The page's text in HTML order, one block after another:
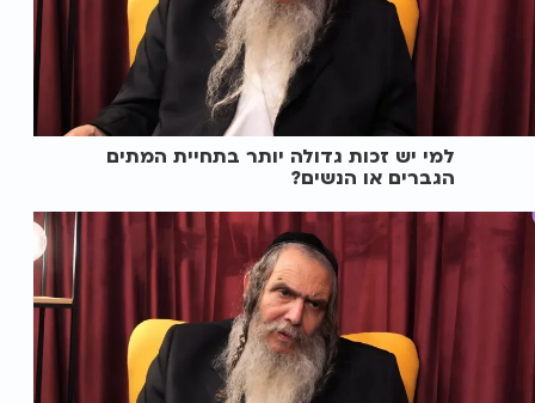
למי יש זכות גדולה יותר בתחיית המתים
הגברים או הנשים?